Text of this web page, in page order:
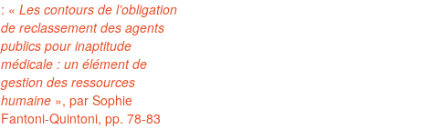
: «Les contours de l’obligation
de reclassement des agents
publics pour inaptitude
médicale : un élément de
gestion des ressources
humaine », par Sophie
Fantoni-Quintoni, pp. 78-83